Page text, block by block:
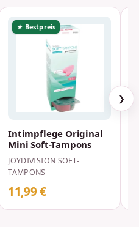
★ Bestpreis
Intimpflege Original
Mini Soft-Tampons
JOYDIVISION SOFT-
TAMPONS
11,99 €
❯